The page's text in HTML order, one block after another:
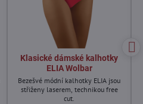
Klasické dámské kalhotky
ELIA Wolbar
Bezešvé módní kalhotky ELIA jsou
střiženy laserem, technikou free
cut.